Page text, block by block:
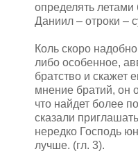
определять
Даниил – отроки –
Коль скоро
либо особенное,
братство и скажет
мнение братий, он
что найдет более
сказали
нередко Господь
лучше. (гл. 3).